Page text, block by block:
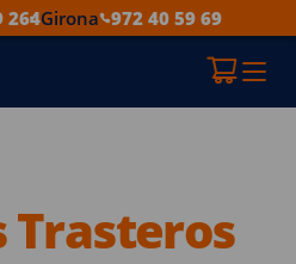
264Girona 972 40 59 69
Trasteros